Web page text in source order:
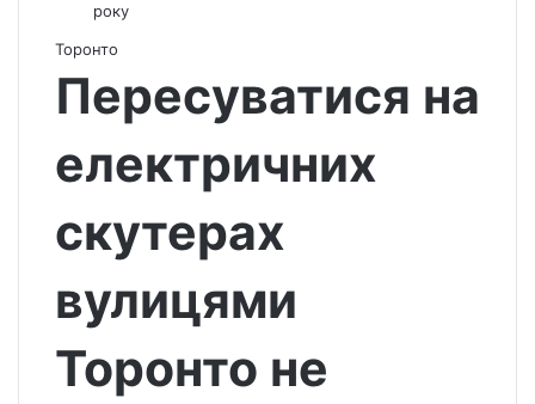
року
Торонто
Пересуватися на
електричних
скутерах
вулицями
Торонто не